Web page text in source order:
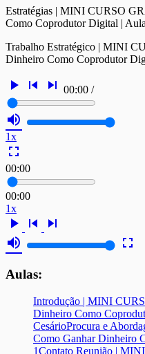
Estratégias | MINI CURSO
Como Coprodutor Digital |
Trabalho Estratégico | MINI
Dinheiro Como Coprodutor
play_arrow skip_previous skip_next 00:00 /
volume_up
1x
fullscreen
00:00
00:00
1x
play_arrow skip_previous
skip_next
volume_up
fullscreen
Aulas:
Introdução | MINI
Dinheiro Como
CesárioProcura e
Como Ganhar Dinheiro
1Contato Reunião |